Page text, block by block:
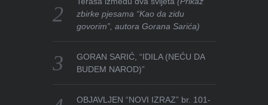
zbirke pjesama “Kao da zidu
govorim”, autora Gorana Sarića)
GORAN SARIĆ, “IDILA (NEĆU DA
BUDEM NAROD)”
OBJAVLJEN “NOVI IZRAZ” br. 101-